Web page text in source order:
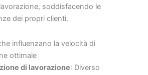
soddisfacendo le
dei propri clienti.
influenzano la velocità di
ottimale
di lavorazione: Diverso